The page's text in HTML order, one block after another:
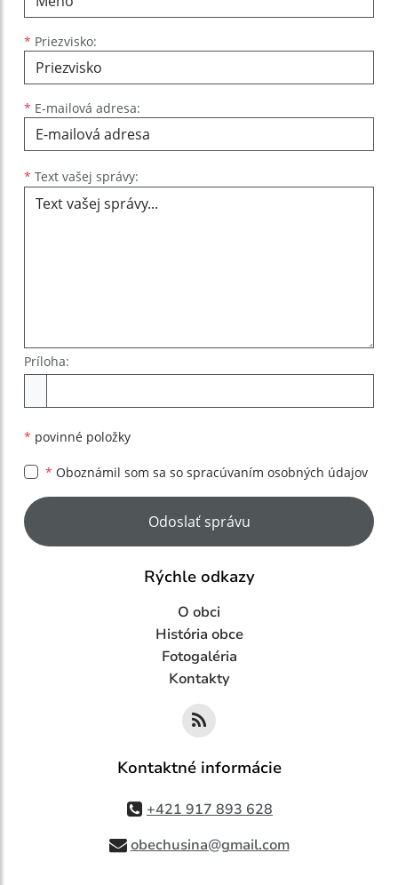
* Priezvisko:
* E-mailová adresa:
* Text vašej správy:
Príloha:
* povinné položky
* Oboznámil som sa so spracúvaním osobných údajov
Google reCaptcha Response
Odoslať správu
Rýchle odkazy
O obci
História obce
Fotogaléria
Kontakty
Kontaktné informácie
+421 917 893 628
obechusina@gmail.com